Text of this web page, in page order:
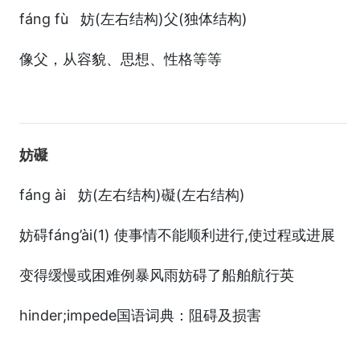
fáng fù 妨(左右结构)父(独体结构)
像父，从容貌、思想、性格等等
妨礙
fáng ài 妨(左右结构)礙(左右结构)
妨碍fáng’ài(1) 使事情不能顺利进行,使过程或进展
变得缓慢或困难例暴风雨妨碍了船舶航行英
hinder;impede国语词典：阻碍及损害